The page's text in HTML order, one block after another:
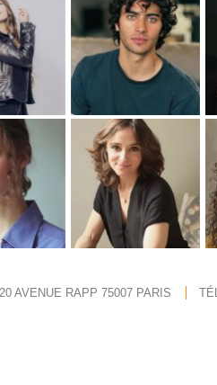
AVENUE RAPP 75007 PARIS